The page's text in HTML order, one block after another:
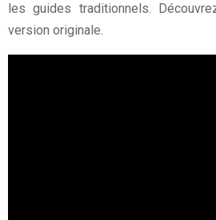
les guides traditionnels.
version originale.